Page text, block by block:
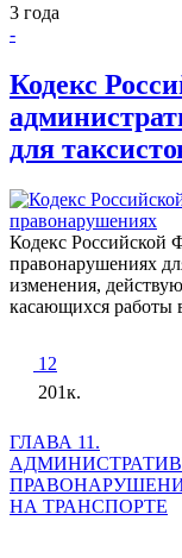
3 года
-
Кодекс
для
Кодекс Российской
правонарушениях
изменения,
касающихся работы
12
201к.
ГЛАВА 11.
НА ТРАНСПОРТЕ